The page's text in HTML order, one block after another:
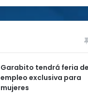
Garabito tendrá feria de
empleo exclusiva para
mujeres